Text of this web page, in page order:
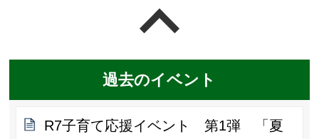
過去のイベント
R7子育て応援イベント 第1弾 「夏